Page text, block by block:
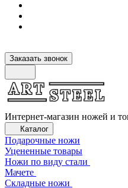
Заказать звонок
Интернет-магазин ножей и
Каталог
Подарочные ножи
Уцененные товары
Ножи по виду стали
Мачете
Складные ножи